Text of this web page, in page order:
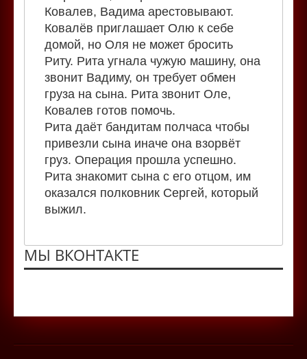
Ковалев, Вадима арестовывают.
Ковалёв приглашает Олю к себе
домой, но Оля не может бросить
Риту. Рита угнала чужую машину, она
звонит Вадиму, он требует обмен
груза на сына. Рита звонит Оле,
Ковалев готов помочь.
Рита даёт бандитам полчаса чтобы
привезли сына иначе она взорвёт
груз. Операция прошла успешно.
Рита знакомит сына с его отцом, им
оказался полковник Сергей, который
выжил.
МЫ ВКОНТАКТЕ